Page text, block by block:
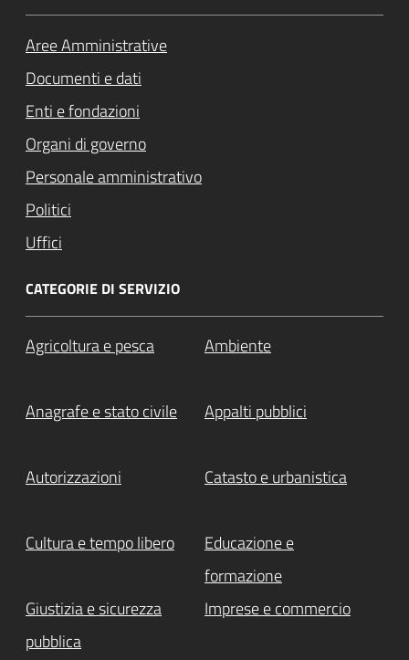
Aree Amministrative
Documenti e dati
Enti e fondazioni
Organi di governo
Personale amministrativo
Politici
Uffici
CATEGORIE DI SERVIZIO
Agricoltura e pesca Ambiente
Anagrafe e stato civile Appalti pubblici
Autorizzazioni Catasto e urbanistica
Cultura e tempo libero
Educazione e
formazione
Giustizia e sicurezza
pubblica
Imprese e commercio